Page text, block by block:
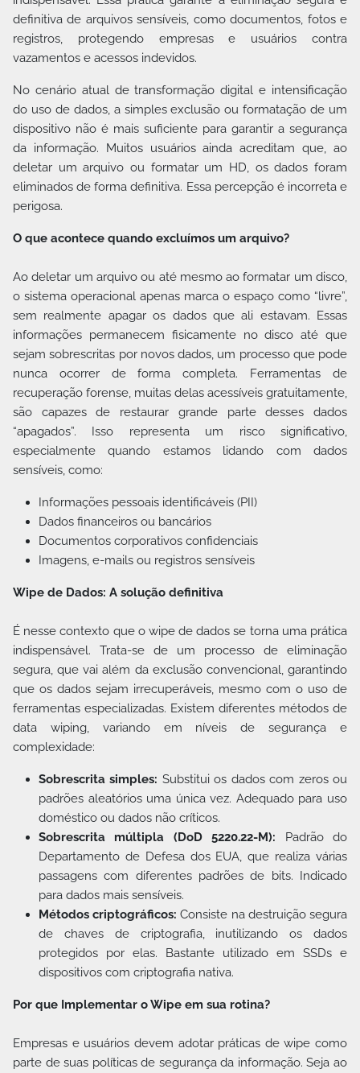
definitiva de arquivos sensíveis, como documentos, fotos e
registros, protegendo empresas e usuários contra
vazamentos e acessos indevidos.
No cenário atual de transformação digital e intensificação
do uso de dados, a simples exclusão ou formatação de um
dispositivo não é mais suficiente para garantir a segurança
da informação. Muitos usuários ainda acreditam que, ao
deletar um arquivo ou formatar um HD, os dados foram
eliminados de forma definitiva. Essa percepção é incorreta e
perigosa.
O que acontece quando excluímos um arquivo?
Ao deletar um arquivo ou até mesmo ao formatar um disco,
o sistema operacional apenas marca o espaço como “livre”,
sem realmente apagar os dados que ali estavam. Essas
informações permanecem fisicamente no disco até que
sejam sobrescritas por novos dados, um processo que pode
nunca ocorrer de forma completa. Ferramentas de
recuperação forense, muitas delas acessíveis gratuitamente,
são capazes de restaurar grande parte desses dados
“apagados”. Isso representa um risco significativo,
especialmente quando estamos lidando com dados
sensíveis, como:
Informações pessoais identificáveis (PII)
Dados financeiros ou bancários
Documentos corporativos confidenciais
Imagens, e-mails ou registros sensíveis
Wipe de Dados: A solução definitiva
É nesse contexto que o wipe de dados se torna uma prática
indispensável. Trata-se de um processo de eliminação
segura, que vai além da exclusão convencional, garantindo
que os dados sejam irrecuperáveis, mesmo com o uso de
ferramentas especializadas. Existem diferentes métodos de
data wiping, variando em níveis de segurança e
complexidade:
Sobrescrita simples: Substitui os dados com zeros ou
padrões aleatórios uma única vez. Adequado para uso
doméstico ou dados não críticos.
Sobrescrita múltipla (DoD 5220.22-M): Padrão do
Departamento de Defesa dos EUA, que realiza várias
passagens com diferentes padrões de bits. Indicado
para dados mais sensíveis.
Métodos criptográficos: Consiste na destruição segura
de chaves de criptografia, inutilizando os dados
protegidos por elas. Bastante utilizado em SSDs e
dispositivos com criptografia nativa.
Por que Implementar o Wipe em sua rotina?
Empresas e usuários devem adotar práticas de wipe como
parte de suas políticas de segurança da informação. Seja ao